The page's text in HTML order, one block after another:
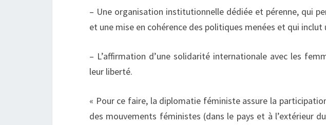
– Une organisation institutionnelle dédiée et pérenne, qui
et une mise en cohérence des politiques menées et qui
– L’affirmation d’une solidarité internationale avec les
leur liberté.
« Pour ce faire, la diplomatie féministe assure la
des mouvements féministes (dans le pays et à l’extérieur